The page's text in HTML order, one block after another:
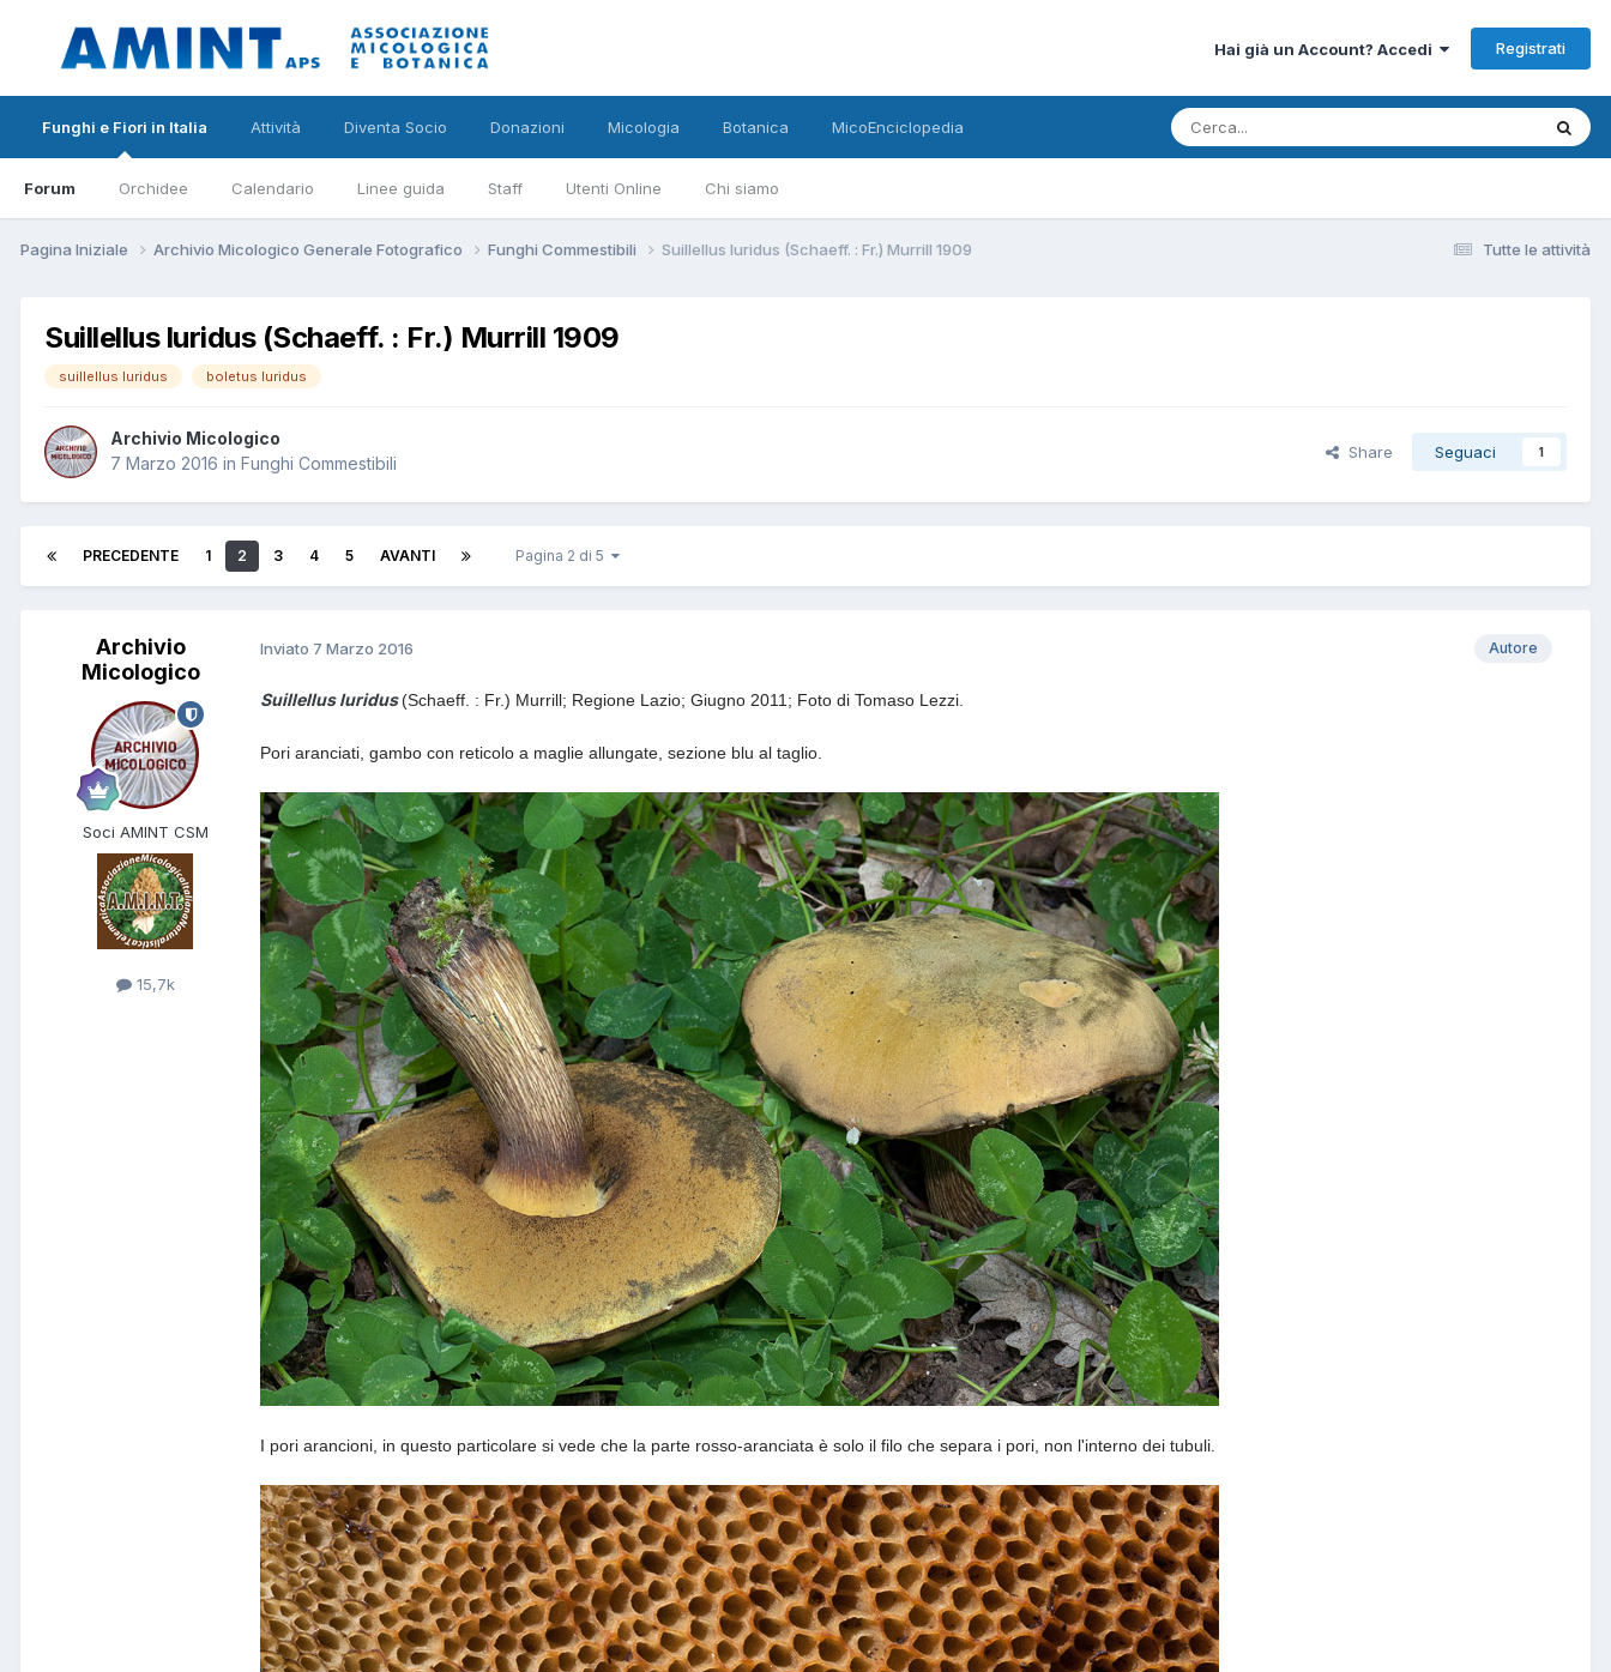
Hai già un Account? Accedi Registrati
Funghi e Fiori in Italia
Forum Orchidee Calendario Linee guida Staff Utenti Online Chi siamo
Attività Diventa Socio Donazioni Micologia Botanica MicoEnciclopedia
Tutte le attività
Pagina Iniziale Archivio Micologico Generale Fotografico Funghi Commestibili Suillellus luridus (Schaeff. : Fr.) Murrill 1909
Suillellus luridus (Schaeff. : Fr.) Murrill 1909
suillellus luridus boletus luridus
Archivio Micologico
7 Marzo 2016 in Funghi Commestibili
Share Seguaci 1
PRECEDENTE 1 2 3 4 5 AVANTI Pagina 2 di 5
Archivio
Micologico
Soci AMINT CSM
15,7k
Autore
Inviato 7 Marzo 2016
Suillellus luridus(Schaeff. : Fr.) Murrill; Regione Lazio; Giugno 2011; Foto di Tomaso Lezzi.
Pori aranciati, gambo con reticolo a maglie allungate, sezione blu al taglio.
I pori arancioni, in questo particolare si vede che la parte rosso-aranciata è solo il filo che separa i pori, non l'interno dei tubuli.